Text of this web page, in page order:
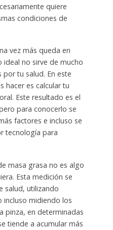
quiere
condiciones de
vez más queda en
no sirve de mucho
tu salud. En este
hacer es calcular tu
Este resultado es el
para conocerlo se
factores e incluso se
tecnología para
masa grasa no es algo
Esta medición se
salud, utilizando
incluso midiendo los
pinza, en determinadas
tiende a acumular más